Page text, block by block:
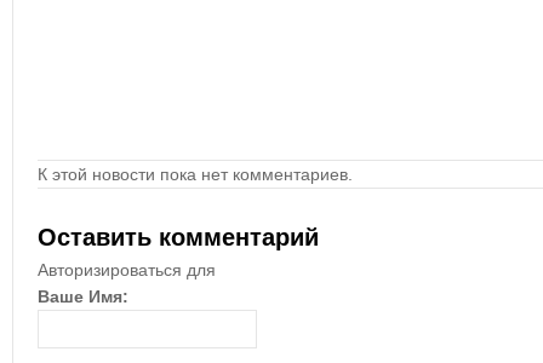
К этой новости пока нет комментариев.
Оставить комментарий
Авторизироваться для
Ваше Имя: